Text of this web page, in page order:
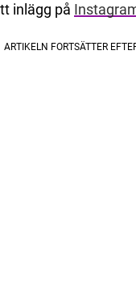
inlägg på